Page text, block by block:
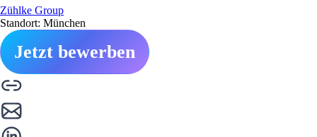
Zühlke Group
Standort: München
Jetzt bewerben